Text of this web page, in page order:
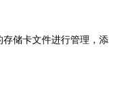
储卡文件进行管理，添